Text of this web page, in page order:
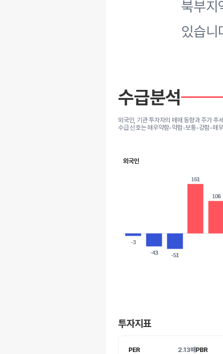
북부지
있습니
수급분석
외국인, 기관 투자자의 매매 동향과 주가 추
수급 신호는 매우약함-약함-보통-강함-매
외국인
-3
-3
-43
-43 -51
-51
161
161
106
106
투자지표
PER 2.13배PBR